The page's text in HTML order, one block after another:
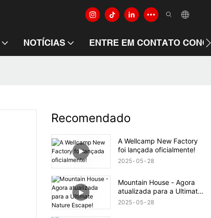
NOTÍCIAS ENTRE EM CONTATO
Recomendado
A Wellcamp New Factory
foi lançada oficialmente!
2025 05 28
Mountain House - Agora
atualizada para a Ultimate
Nature Escape!
2025 05 28